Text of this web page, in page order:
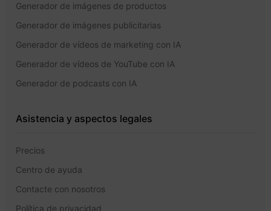
Generador de imágenes de productos
Generador de imágenes publicitarias
Generador de vídeos de marketing con IA
Generador de vídeos de YouTube con IA
Generador de podcasts con IA
Asistencia y aspectos legales
Precios
Centro de ayuda
Contacte con nosotros
Política de privacidad